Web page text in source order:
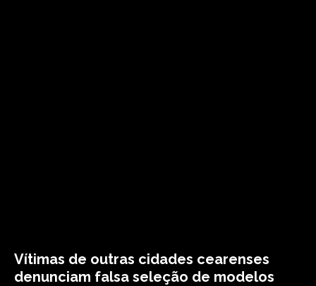
Vítimas de outras cidades cearenses
denunciam falsa seleção de modelos